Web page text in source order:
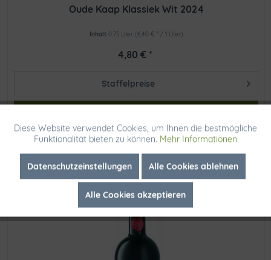
Oude Kaap Klassiek Wit 2024
Inhalt 0.75 Liter (6,40 € * / 1 Liter)
4,80 € *
Staffelpreise
Lieferzeit ca. 3-4 Tage
Funktionale Aktiv
Marketing Inaktiv
Diese Website verwendet Cookies, um Ihnen die bestmögliche
Funktionalität bieten zu können. Mehr Informationen
Datenschutzeinstellungen Alle Cookies ablehnen
Alle Cookies akzeptieren